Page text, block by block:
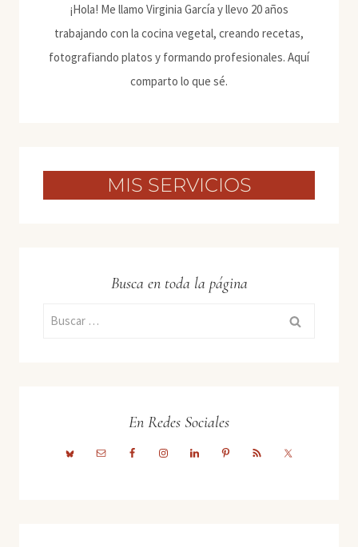
¡Hola! Me llamo Virginia García y llevo 20 años
trabajando con la cocina vegetal, creando recetas,
fotografiando platos y formando profesionales. Aquí
comparto lo que sé.
MIS SERVICIOS
Busca en toda la página
Buscar:
En Redes Sociales